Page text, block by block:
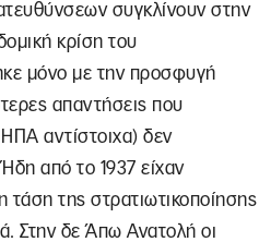
συγκλίνουν στην
κρίση του
μόνο με την προσφυγή
απαντήσεις που
ΗΠΑ αντίστοιχα) δεν
από το 1937 είχαν
τάση της στρατιωτικοποίησης
Στην δε Άπω Ανατολή οι